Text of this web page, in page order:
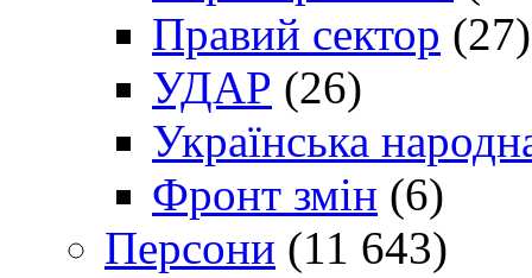
Правий сектор (27)
УДАР (26)
Українська
Фронт змін (6)
Персони (11 643)